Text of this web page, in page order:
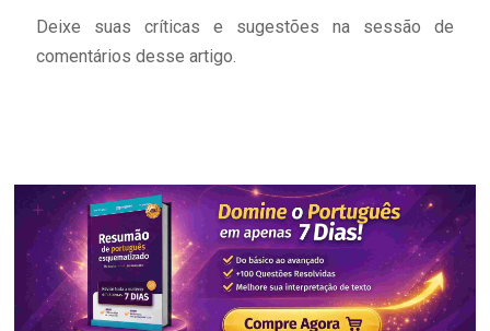
Deixe suas críticas e sugestões na sessão de
comentários desse artigo.